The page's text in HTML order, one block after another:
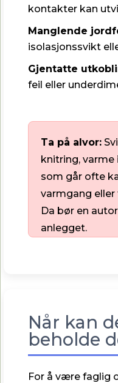
kontakter kan
Manglende
isolasjonssvikt
Gjentatte
feil eller
Ta på alvor:
knitring, varme
som går ofte
varmgang eller
Da bør en
anlegget.
Når kan
beholde
For å være faglig